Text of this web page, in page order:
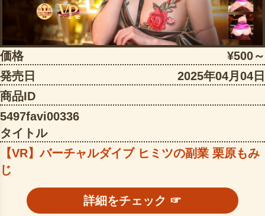
価格
¥500～
発売日
2025年04月04日
商品ID
5497favi00336
タイトル
【VR】バーチャルダイブ ヒミツの副業 栗原もみ
じ
詳細をチェック ☞